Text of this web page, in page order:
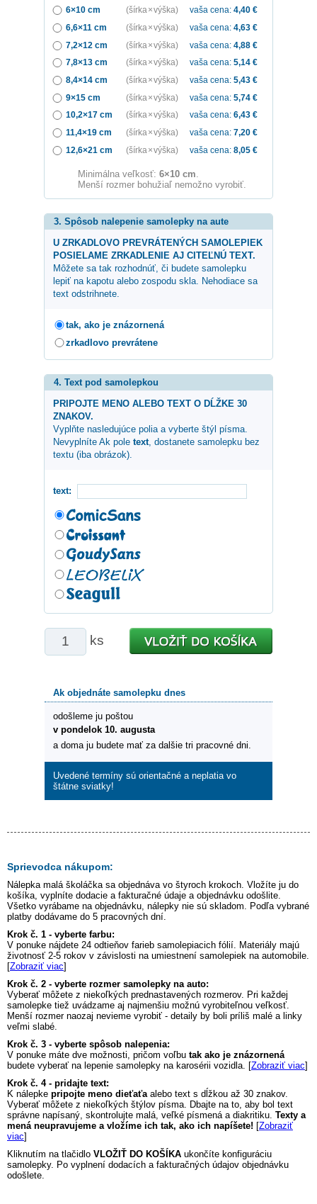
6×10 cm (šírka × výška) vaša cena: 4,40 €
6,6×11 cm
(šírka × výška) vaša cena: 4,63 €
7,2×12 cm
(šírka × výška) vaša cena: 4,88 €
7,8×13 cm
(šírka × výška) vaša cena: 5,14 €
8,4×14 cm
(šírka × výška) vaša cena: 5,43 €
9×15 cm
(šírka × výška) vaša cena: 5,74 €
10,2×17 cm
(šírka × výška) vaša cena: 6,43 €
11,4×19 cm
(šírka × výška) vaša cena: 7,20 €
12,6×21 cm
(šírka × výška) vaša cena: 8,05 €
Minimálna veľkosť: 6×10 cm.
Menší rozmer bohužiaľ nemožno vyrobiť.
3. Spôsob nalepenie samolepky na aute
U ZRKADLOVO PREVRÁTENÝCH SAMOLEPIEK
POSIELAME ZRKADLENIE AJ CITEĽNÚ TEXT.
Môžete sa tak rozhodnúť, či budete samolepku
lepiť na kapotu alebo zospodu skla. Nehodiace sa
text odstrihnete.
tak, ako je znázornená
zrkadlovo prevrátene
4. Text pod samolepkou
PRIPOJTE MENO ALEBO TEXT O DĹŽKE 30
ZNAKOV.
Vyplňte nasledujúce polia a vyberte štýl písma.
Nevyplníte Ak pole text, dostanete samolepku bez
textu (iba obrázok).
text:
ks
Ak objednáte samolepku dnes
odošleme ju poštou
v pondelok 10. augusta
a doma ju budete mať za dalšie tri pracovné dni.
Uvedené termíny sú orientačné a neplatia vo
štátne sviatky!
Sprievodca nákupom:
Nálepka malá školáčkasa objednáva vo štyroch krokoch. Vložíte ju do
košíka, vyplníte dodacie a fakturačné údaje a objednávku odošlite.
Všetko vyrábame na objednávku, nálepky nie sú skladom. Podľa vybrané
platby dodávame do 5 pracovných dní.
Krok č. 1 - vyberte farbu:
V ponuke nájdete 24 odtieňov farieb samolepiacich fólií. Materiály majú
životnosť 2-5 rokov v závislosti na umiestnení samolepiek na automobile.
[Zobraziť viac]
Krok č. 2 - vyberte rozmer samolepky na auto:
Vyberať môžete z niekoľkých prednastavených rozmerov. Pri každej
samolepke tiež uvádzame aj najmenšiu možnú vyrobiteľnou veľkosť.
Menší rozmer naozaj nevieme vyrobiť - detaily by boli príliš malé a linky
veľmi slabé.
Krok č. 3 - vyberte spôsob nalepenia:
V ponuke máte dve možnosti, pričom voľbu tak ako je znázornená
budete vyberať na lepenie samolepky na karosérii vozidla. [Zobraziť viac]
Krok č. 4 - pridajte text:
K nálepke pripojte meno dieťaťaalebo text s dĺžkou až 30 znakov.
Vyberať môžete z niekoľkých štýlov písma. Dbajte na to, aby bol text
správne napísaný, skontrolujte malá, veľké písmená a diakritiku. Texty a
mená neupravujeme a vložíme ich tak, ako ich napíšete! [Zobraziť
viac]
Kliknutím na tlačidlo VLOŽIŤ DO KOŠÍKA ukončíte konfiguráciu
samolepky. Po vyplnení dodacích a fakturačných údajov objednávku
odošlete.